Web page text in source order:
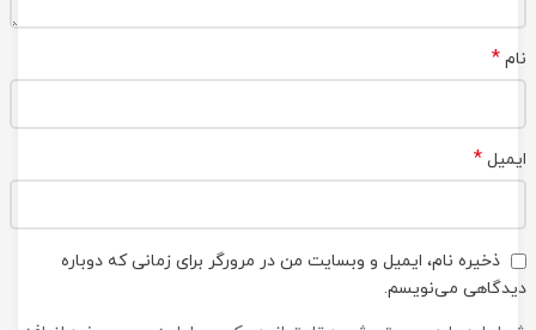
نام *
ایمیل *
ذخیره نام، ایمیل و وبسایت من در مرورگر برای زمانی که دوباره
دیدگاهی می‌نویسم.